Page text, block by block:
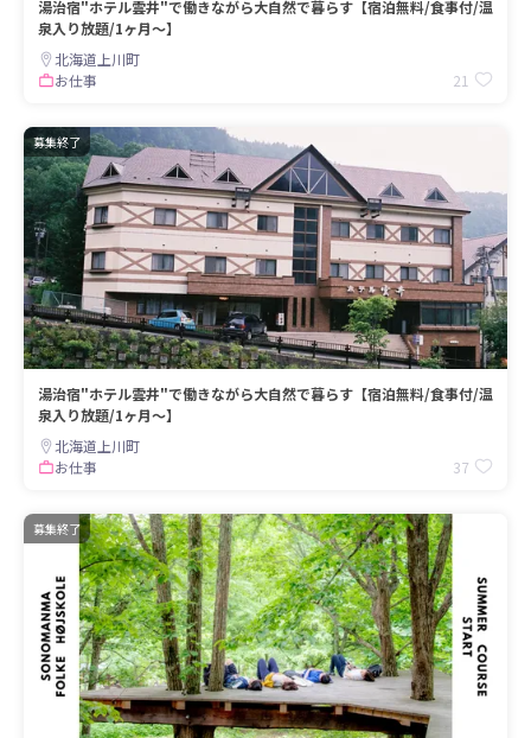
湯治宿"ホテル雲井"で働きながら大自然で暮らす【宿泊無料/食事付/温
泉入り放題/1ヶ月〜】
北海道上川町
お仕事
21
募集終了
湯治宿"ホテル雲井"で働きながら大自然で暮らす【宿泊無料/食事付/温
泉入り放題/1ヶ月〜】
北海道上川町
お仕事
37
募集終了